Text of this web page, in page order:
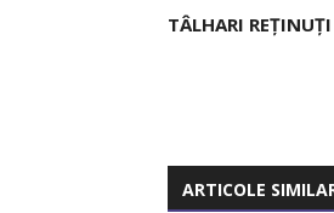
TÂLHARI
ARTICOLE